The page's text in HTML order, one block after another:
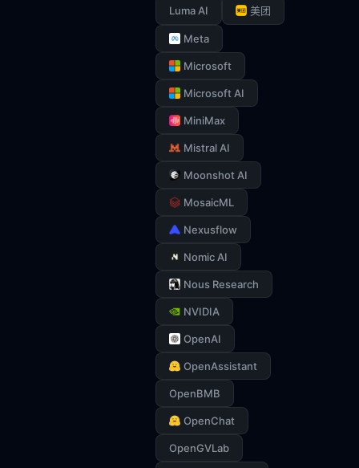
Luma AI 美团
Meta
Microsoft
Microsoft AI
MiniMax
Mistral AI
Moonshot AI
MosaicML
Nexusflow
Nomic AI
Nous Research
NVIDIA
OpenAI
OpenAssistant
OpenBMB
OpenChat
OpenGVLab